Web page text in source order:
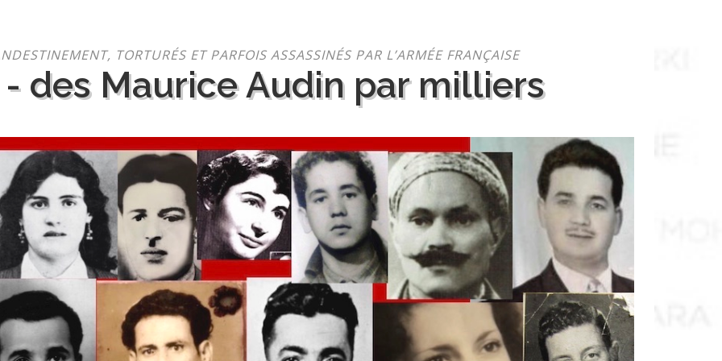
TORTURÉS ET PARFOIS ASSASSINÉS PAR L’ARMÉE FRANÇAISE
des Maurice Audin par milliers